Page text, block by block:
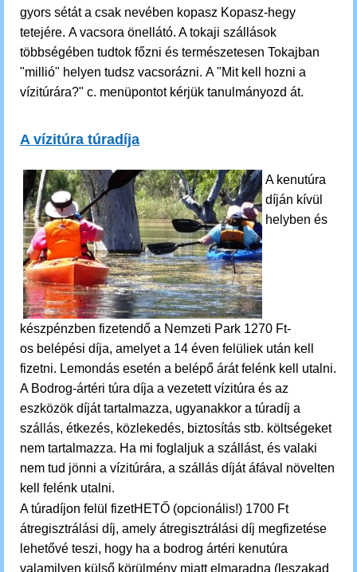
gyors sétát a csak nevében kopasz Kopasz-hegy
tetejére. A vacsora önellátó. A tokaji szállások
többségében tudtok főzni és természetesen Tokajban
"millió" helyen tudsz vacsorázni. A "Mit kell hozni a
vízitúrára?" c. menüpontot kérjük tanulmányozd át.
A vízitúra túradíja
A kenutúra
díján kívül
helyben és
készpénzben fizetendő a Nemzeti Park 1270 Ft-
os belépési díja, amelyet a 14 éven felüliek után kell
fizetni. Lemondás esetén a belépő árát felénk kell utalni.
A Bodrog-ártéri túra díja a vezetett vízitúra és az
eszközök díját tartalmazza, ugyanakkor a túradíj a
szállás, étkezés, közlekedés, biztosítás stb. költségeket
nem tartalmazza. Ha mi foglaljuk a szállást, és valaki
nem tud jönni a vízitúrára, a szállás díját áfával növelten
kell felénk utalni.
A túradíjon felül fizetHETŐ (opcionális!) 1700 Ft
átregisztrálási díj, amely átregisztrálási díj megfizetése
lehetővé teszi, hogy ha a bodrog ártéri kenutúra
valamilyen külső körülmény miatt elmaradna (leszakad